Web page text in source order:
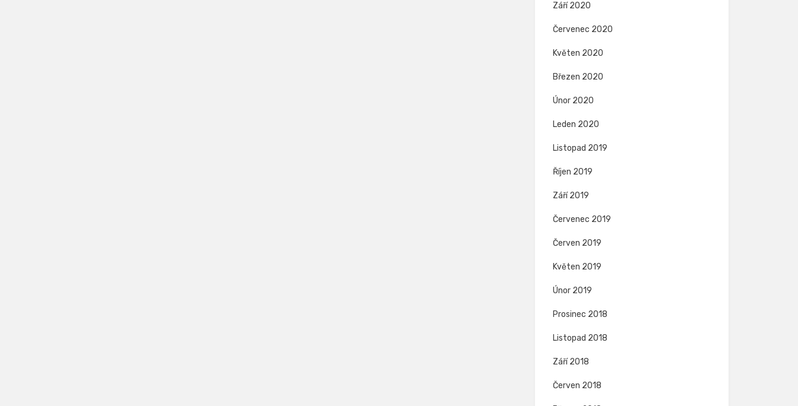
Září 2020
Červenec 2020
Květen 2020
Březen 2020
Únor 2020
Leden 2020
Listopad 2019
Říjen 2019
Září 2019
Červenec 2019
Červen 2019
Květen 2019
Únor 2019
Prosinec 2018
Listopad 2018
Září 2018
Červen 2018